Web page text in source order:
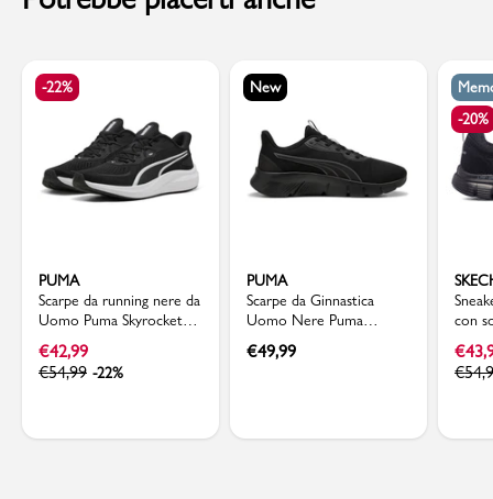
-22%
PUMA
Scarpe da running nere da
Uomo Puma Skyrocket
Lite 2
€42,99
€54,99 -22%
New
PUMA
Scarpe da Ginnastica
Uomo Nere Puma
FlexFocus Lite Modern
€49,99
-20%
con
€
€